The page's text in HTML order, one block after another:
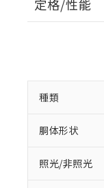
定格/性能
種類
胴体形状
照光/非照光